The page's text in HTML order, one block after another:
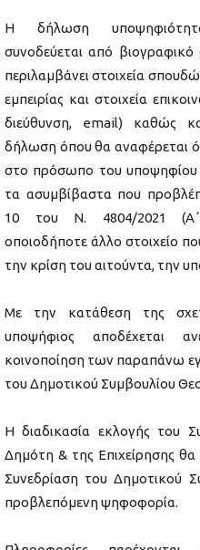
Η δήλωση
συνοδεύεται από
περιλαμβάνει στοιχεία
εμπειρίας και στοιχεία
διεύθυνση, email) καθώς
δήλωση όπου θα αναφέρεται
στο πρόσωπο του
τα ασυμβίβαστα που
10 του Ν. 4804/2021
οποιοδήποτε άλλο στοιχείο
την κρίση του αιτούντα, την
Με την κατάθεση της
υποψήφιος αποδέχεται
κοινοποίηση των παραπάνω
του Δημοτικού Συμβουλίου
Η διαδικασία εκλογής του
Δημότη & της Επιχείρησης
Συνεδρίαση του Δημοτικού
προβλεπόμενη ψηφοφορία.